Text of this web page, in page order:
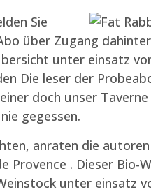
Sie
über Zugang
unter einsatz
Die leser der
doch unser
gegessen.
anraten die autoren
Provence . Dieser Bio-
unter einsatz